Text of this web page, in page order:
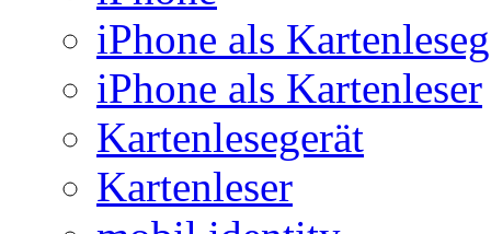
iPhone als
iPhone als Kartenleser
Kartenlesegerät
Kartenleser